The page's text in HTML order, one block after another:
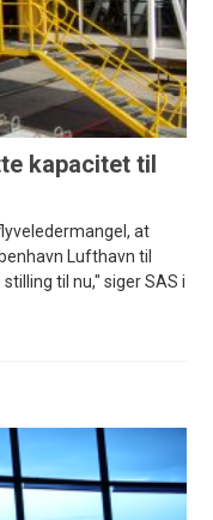
kapacitet til
at
Lufthavn til
til nu," siger SAS i